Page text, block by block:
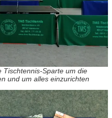
Tischtennis-Sparte um die
und um alles einzurichten